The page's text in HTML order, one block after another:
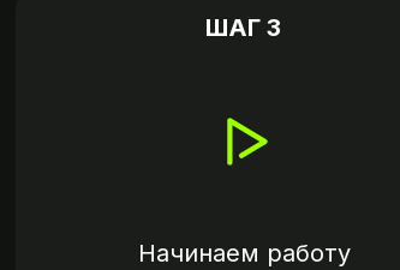
Начинаем работу
ШАГ 3